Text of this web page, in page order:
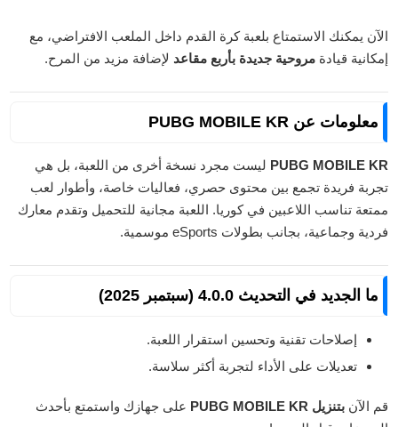
الآن يمكنك الاستمتاع بلعبة كرة القدم داخل الملعب الافتراضي، مع
إمكانية قيادة مروحية جديدة بأربع مقاعد لإضافة مزيد من المرح.
معلومات عن PUBG MOBILE KR
PUBG MOBILE KR ليست مجرد نسخة أخرى من اللعبة، بل هي
تجربة فريدة تجمع بين محتوى حصري، فعاليات خاصة، وأطوار لعب
ممتعة تناسب اللاعبين في كوريا. اللعبة مجانية للتحميل وتقدم معارك
فردية وجماعية، بجانب بطولات eSports موسمية.
ما الجديد في التحديث 4.0.0 (سبتمبر 2025)
إصلاحات تقنية وتحسين استقرار اللعبة.
تعديلات على الأداء لتجربة أكثر سلاسة.
قم الآن بتنزيل PUBG MOBILE KR
على جهازك واستمتع بأحدث